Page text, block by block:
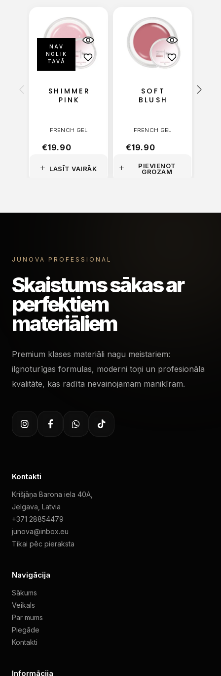
NAV
NOLIK
TAVĀ
LASĪT VAIRĀK
SHIMMER
PINK
FRENCH GEL
€19.90
PIEVIENOT
GROZAM
SOFT
BLUSH
FRENCH GEL
€19.90
JUNOVA PROFESSIONAL
Skaistums sākas ar
perfektiem
materiāliem
Premium klases materiāli nagu meistariem:
ilgnoturīgas formulas, moderni toņi un profesionāla
kvalitāte, kas radīta nevainojamam manikīram.
Kontakti
Krišjāņa Barona iela 40A,
Jelgava, Latvia
+371 28854479
junova@inbox.eu
Tikai pēc pieraksta
Navigācija
Sākums
Veikals
Par mums
Piegāde
Kontakti
Informācija